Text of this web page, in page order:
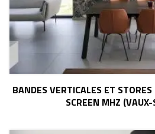
BANDES VERTICALES ET
SCREEN MHZ